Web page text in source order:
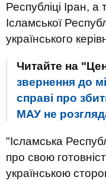
Республіці Іран, а
Ісламської
українського
Читайте на
звернення до
справі про
МАУ не
"Ісламська
про свою
українською